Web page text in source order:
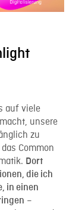
auf viele
unsere
zu
Common
Dort
die ich
in einen
–